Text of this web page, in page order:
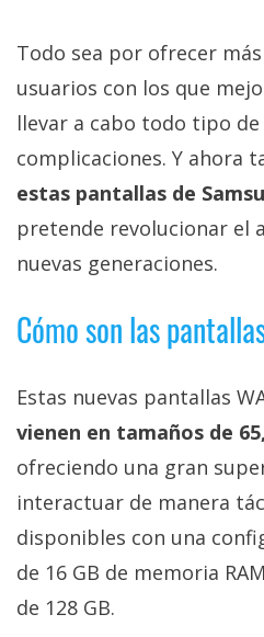
opciones
de
privacidad
Aviso
Legal
El medio de
comunicación
encontrarás
todas las
móviles,
ordenadores,
apps,
informática,
comparativas,
trucos y
tutoriales.
Informático
Todo sea por ofrecer
usuarios con los que
llevar a cabo todo tipo
complicaciones. Y ahora
estas pantallas de
pretende revolucionar el
nuevas generaciones.
Cómo son las
Estas nuevas pantallas
vienen en tamaños de
ofreciendo una gran
interactuar de manera
disponibles con una
de 16 GB de memoria
de 128 GB.